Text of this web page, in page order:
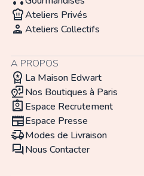
chef_hatAteliers Privés
person_apron Ateliers Collectifs
A PROPOS
workspace_premium La Maison Edwart
map_pin_reviewNos Boutiques à Paris
assignment_ind Espace Recrutement
newspaperEspace Presse
delivery_truck_speedModes de Livraison
forumNous Contacter